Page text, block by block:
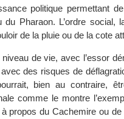
politique permettant
du Pharaon. L’ordre
de la pluie ou de la cote
de vie, avec l’essor
des risques de
bien au contraire,
comme le montre
propos du Cachemire ou